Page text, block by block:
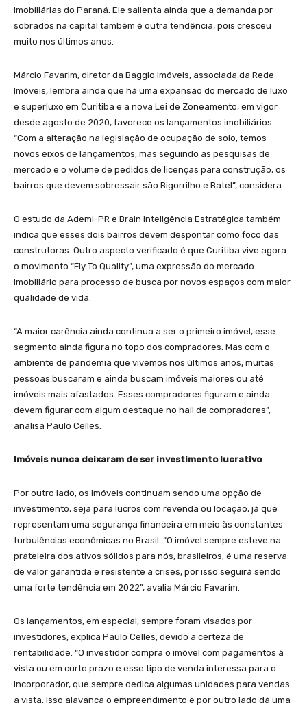
imobiliárias do Paraná. Ele salienta ainda que a demanda por
sobrados na capital também é outra tendência, pois cresceu
muito nos últimos anos.
Márcio Favarim, diretor da Baggio Imóveis, associada da Rede
Imóveis, lembra ainda que há uma expansão do mercado de luxo
e superluxo em Curitiba e a nova Lei de Zoneamento, em vigor
desde agosto de 2020, favorece os lançamentos imobiliários.
“Com a alteração na legislação de ocupação de solo, temos
novos eixos de lançamentos, mas seguindo as pesquisas de
mercado e o volume de pedidos de licenças para construção, os
bairros que devem sobressair são Bigorrilho e Batel”, considera.
O estudo da Ademi-PR e Brain Inteligência Estratégica também
indica que esses dois bairros devem despontar como foco das
construtoras. Outro aspecto verificado é que Curitiba vive agora
o movimento “Fly To Quality”, uma expressão do mercado
imobiliário para processo de busca por novos espaços com maior
qualidade de vida.
“A maior carência ainda continua a ser o primeiro imóvel, esse
segmento ainda figura no topo dos compradores. Mas com o
ambiente de pandemia que vivemos nos últimos anos, muitas
pessoas buscaram e ainda buscam imóveis maiores ou até
imóveis mais afastados. Esses compradores figuram e ainda
devem figurar com algum destaque no hall de compradores”,
analisa Paulo Celles.
Imóveis nunca deixaram de ser investimento lucrativo
Por outro lado, os imóveis continuam sendo uma opção de
investimento, seja para lucros com revenda ou locação, já que
representam uma segurança financeira em meio às constantes
turbulências econômicas no Brasil. “O imóvel sempre esteve na
prateleira dos ativos sólidos para nós, brasileiros, é uma reserva
de valor garantida e resistente a crises, por isso seguirá sendo
uma forte tendência em 2022”, avalia Márcio Favarim.
Os lançamentos, em especial, sempre foram visados por
investidores, explica Paulo Celles, devido a certeza de
rentabilidade. “O investidor compra o imóvel com pagamentos à
vista ou em curto prazo e esse tipo de venda interessa para o
incorporador, que sempre dedica algumas unidades para vendas
à vista. Isso alavanca o empreendimento e por outro lado dá uma